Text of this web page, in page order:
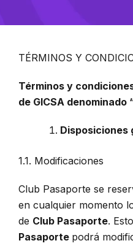
TÉRMINOS Y
Términos y
de GICSA denominado
Disposiciones
1.1. Modificaciones
Club Pasaporte se
en cualquier momento
de Club Pasaporte.
Pasaporte podrá